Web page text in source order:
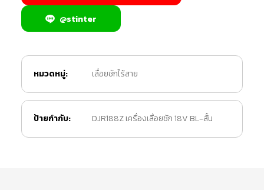
@stinter
หมวดหมู่: เลื่อยชักไร้สาย
ป้ายกำกับ: DJR188Z เครื่องเลื่อยชัก 18V BL-สั้น